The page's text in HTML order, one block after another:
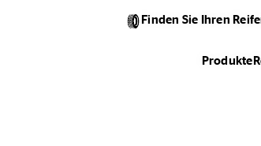
Finden Sie Ihren
Produkte